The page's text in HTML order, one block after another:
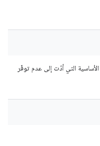
الأساسية التي أدّت إلى عدم توفّر